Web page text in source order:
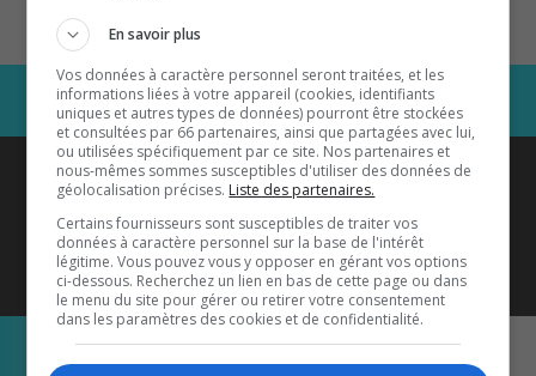
Coyote New Countryest diffusé
également sur1033 HD2
Écoutez-nous aussi sur…
En savoir plus
Vos données à caractère personnel seront traitées, et les
informations liées à votre appareil (cookies, identifiants
uniques et autres types de données) pourront être stockées
et consultées par 66 partenaires, ainsi que partagées avec lui,
ou utilisées spécifiquement par ce site. Nos partenaires et
nous-mêmes sommes susceptibles d'utiliser des données de
géolocalisation précises. Liste des partenaires.
Certains fournisseurs sont susceptibles de traiter vos
données à caractère personnel sur la base de l'intérêt
légitime. Vous pouvez vous y opposer en gérant vos options
ci-dessous. Recherchez un lien en bas de cette page ou dans
le menu du site pour gérer ou retirer votre consentement
dans les paramètres des cookies et de confidentialité.